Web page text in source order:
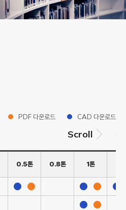
PDF 다운로드 CAD 다운로드
Scroll
0.5톤 0.8톤 1톤